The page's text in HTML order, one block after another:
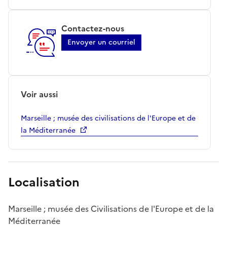
Contactez-nous
Envoyer un courriel
Voir aussi
Marseille ; musée des civilisations de l'Europe et de
la Méditerranée
Localisation
Marseille ; musée des Civilisations de l'Europe et de la
Méditerranée